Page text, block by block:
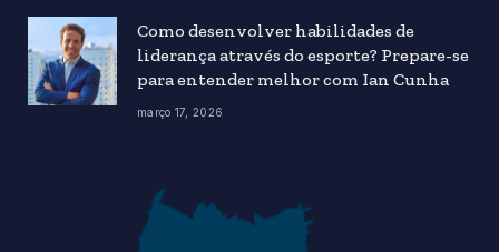
Como desenvolver habilidades de
liderança através do esporte? Prepare-se
para entender melhor com Ian Cunha
março 17, 2026